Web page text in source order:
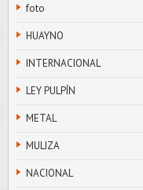
foto
HUAYNO
INTERNACIONAL
LEY PULPÍN
METAL
MULIZA
NACIONAL